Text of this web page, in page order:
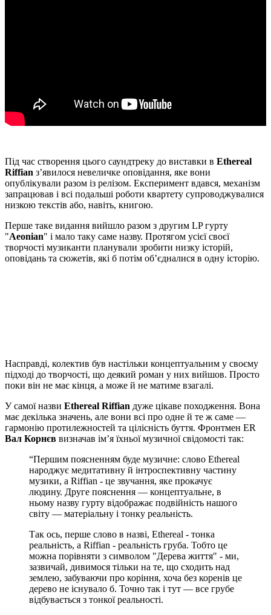
Під час створення цього саундтреку до виставки в Ethereal
Riffian з’явилося невеличке оповідання, яке вони
опублікували разом із релізом. Експеримент вдався, механізм
запрацював і всі подальші роботи квартету супроводжувалися
низкою текстів або, навіть, книгою.
Перше таке видання вийшло разом з другим LP гурту
"Aeonian" і мало таку саме назву. Протягом усієї своєї
творчості музиканти планували зробити низку історій,
оповідань та сюжетів, які б потім об’єдналися в одну історію.
Насправді, колектив був настільки концептуальним у своєму
підході до творчості, що деякий роман у них вийшов. Просто
поки він не має кінця, а може й не матиме взагалі.
У самої назви Ethereal Riffian дуже цікаве походження. Вона
має декілька значень, але вони всі про одне й те ж саме —
гармонію протилежностей та цілісність буття. Фронтмен ER
Вал Корнєв визначав ім’я їхньої музичної свідомості так:
“Першим поясненням буде музичне: слово Ethereal
народжує медитативну й інтроспективну частину
музики, а Riffian - це звучання, яке прокачує
людину. Друге пояснення — концептуальне, в
ньому назву гурту відображає подвійність нашого
світу — матеріальну і тонку реальність.
Так ось, перше слово в назві, Ethereal - тонка
реальність, а Riffian - реальність груба. Тобто це
можна порівняти з символом "Дерева життя" - ми,
зазвичай, дивимося тільки на те, що сходить над
землею, забуваючи про коріння, хоча без коренів це
дерево не існувало б. Точно так і тут — все грубе
відбувається з тонкої реальності.